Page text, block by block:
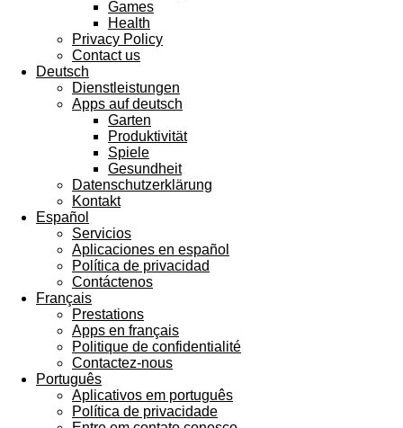
Games
Health
Privacy Policy
Contact us
Deutsch
Dienstleistungen
Apps auf deutsch
Garten
Produktivität
Spiele
Gesundheit
Datenschutzerklärung
Kontakt
Español
Servicios
Aplicaciones en español
Política de privacidad
Contáctenos
Français
Prestations
Apps en français
Politique de confidentialité
Contactez-nous
Português
Aplicativos em português
Política de privacidade